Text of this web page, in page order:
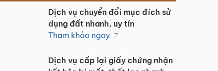
Dịch vụ chuyển đổi mục đích sử
dụng đất nhanh, uy tín
Tham khảo ngay
Dịch vụ cấp lại giấy chứng nhận